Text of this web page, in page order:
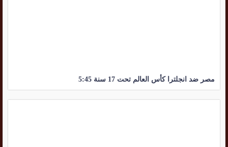
مصر ضد انجلترا كأس العالم تحت 17 سنة 5:45